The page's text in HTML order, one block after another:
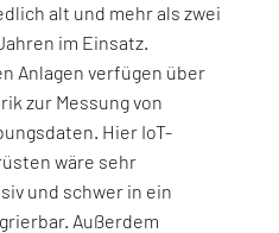
alt und mehr als zwei
im Einsatz.
Anlagen verfügen über
zur Messung von
Hier IoT-
wäre sehr
und schwer in ein
Außerdem